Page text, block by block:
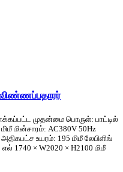
விண்ணப்பதாரர்
முதன்மை பொருள்: பாட்டில்
மின்சாரம்: AC380V 50Hz
உயரம்: 195 மிமீ லேபிளிங்
1740 × W2020 × H2100 மிமீ